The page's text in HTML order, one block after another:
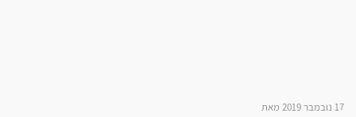
17 נובמבר 2019 מאת